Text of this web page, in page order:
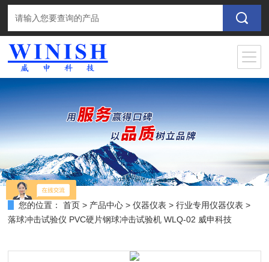
您的位置： 首页 > 产品中心 >仪器仪表 >行业专用仪器仪表 >
落球冲击试验仪 PVC硬片钢球冲击试验机 WLQ-02 威申科技